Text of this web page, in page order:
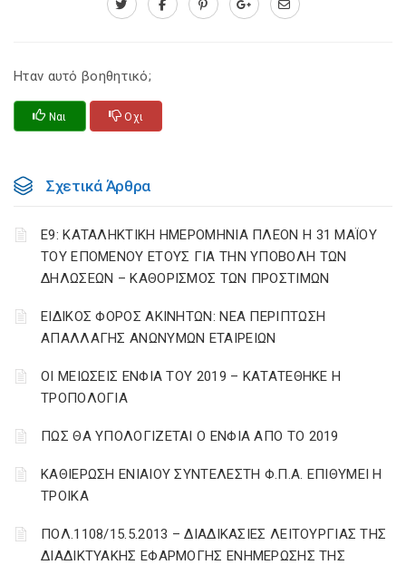
Ηταν αυτό βοηθητικό;
Ναι Οχι
Σχετικά Άρθρα
Ε9: ΚΑΤΑΛΗΚΤΙΚΗ ΗΜΕΡΟΜΗΝΙΑ ΠΛΕΟΝ Η 31 ΜΑΪΟΥ
ΤΟΥ ΕΠΟΜΕΝΟΥ ΕΤΟΥΣ ΓΙΑ ΤΗΝ ΥΠΟΒΟΛΗ ΤΩΝ
ΔΗΛΩΣΕΩΝ – ΚΑΘΟΡΙΣΜΟΣ ΤΩΝ ΠΡΟΣΤΙΜΩΝ
ΕΙΔΙΚΟΣ ΦΟΡΟΣ ΑΚΙΝΗΤΩΝ: ΝΕΑ ΠΕΡΙΠΤΩΣΗ
ΑΠΑΛΛΑΓΗΣ ΑΝΩΝΥΜΩΝ ΕΤΑΙΡΕΙΩΝ
ΟΙ ΜΕΙΩΣΕΙΣ ΕΝΦΙΑ ΤΟΥ 2019 – ΚΑΤΑΤΕΘΗΚΕ Η
ΤΡΟΠΟΛΟΓΙΑ
ΠΩΣ ΘΑ ΥΠΟΛΟΓΙΖΕΤΑΙ Ο ΕΝΦΙΑ ΑΠΟ ΤΟ 2019
ΚΑΘΙΕΡΩΣΗ ΕΝΙΑΙΟΥ ΣΥΝΤΕΛΕΣΤΗ Φ.Π.Α. ΕΠΙΘΥΜΕΙ Η
ΤΡΟΙΚΑ
ΠΟΛ.1108/15.5.2013 – ΔΙΑΔΙΚΑΣΙΕΣ ΛΕΙΤΟΥΡΓΙΑΣ ΤΗΣ
ΔΙΑΔΙΚΤΥΑΚΗΣ ΕΦΑΡΜΟΓΗΣ ΕΝΗΜΕΡΩΣΗΣ ΤΗΣ